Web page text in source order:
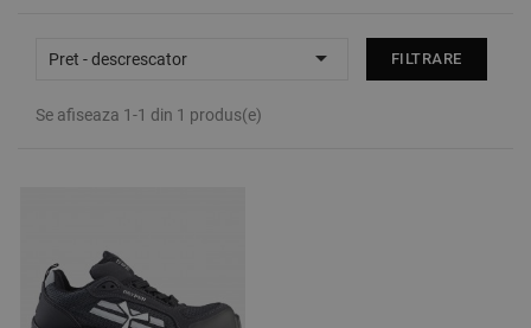
Pret - descrescator  FILTRARE
Se afiseaza 1-1 din 1 produs(e)